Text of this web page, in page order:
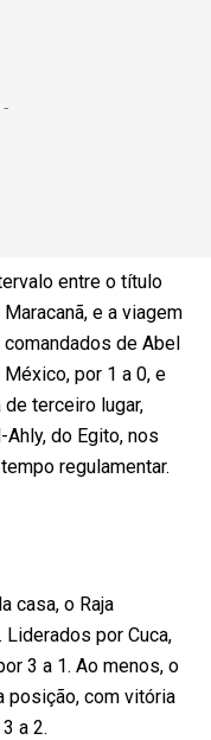
entre o título
e a viagem
comandados de Abel
por 1 a 0, e
terceiro lugar,
do Egito, nos
regulamentar.
casa, o Raja
Liderados por Cuca,
3 a 1. Ao menos, o
posição, com vitória
a 2.